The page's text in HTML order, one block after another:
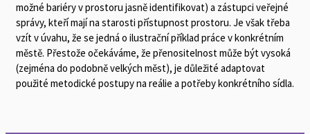
možné bariéry v prostoru jasně identifikovat) a zástupci veřejné
správy, kteří mají na starosti přístupnost prostoru. Je však třeba
vzít v úvahu, že se jedná o ilustrační příklad práce v konkrétním
městě. Přestože očekáváme, že přenositelnost může být vysoká
(zejména do podobně velkých měst), je důležité adaptovat
použité metodické postupy na reálie a potřeby konkrétního sídla.